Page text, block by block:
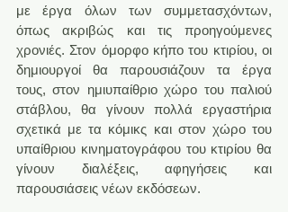
με έργα όλων των συμμετασχόντων,
όπως ακριβώς και τις προηγούμενες
χρονιές. Στον όμορφο κήπο του κτιρίου, οι
δημιουργοί θα παρουσιάζουν τα έργα
τους, στον ημιυπαίθριο χώρο του παλιού
στάβλου, θα γίνουν πολλά εργαστήρια
σχετικά με τα κόμικς και στον χώρο του
υπαίθριου κινηματογράφου του κτιρίου θα
γίνουν διαλέξεις, αφηγήσεις και
παρουσιάσεις νέων εκδόσεων.